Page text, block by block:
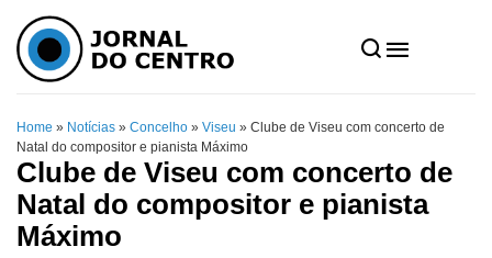
Home » Notícias » Concelho » Viseu » Clube de Viseu com concerto de
Natal do compositor e pianista Máximo
Clube de Viseu com concerto de
Natal do compositor e pianista
Máximo